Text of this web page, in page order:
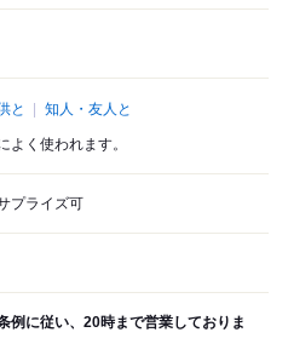
と 知人・友人と
よく使われます。
プライズ可
例に従い、20時まで営業しておりま